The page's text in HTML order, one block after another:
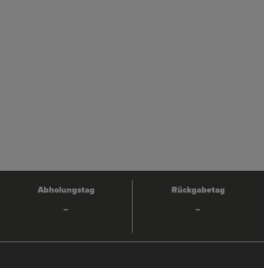
Abholungstag
-
Rückgabetag
-